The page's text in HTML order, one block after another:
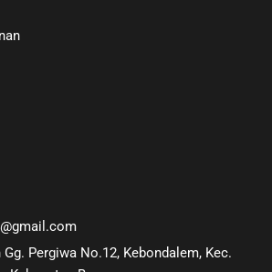
Pergiwa No.12, Kebondalem, Kec.